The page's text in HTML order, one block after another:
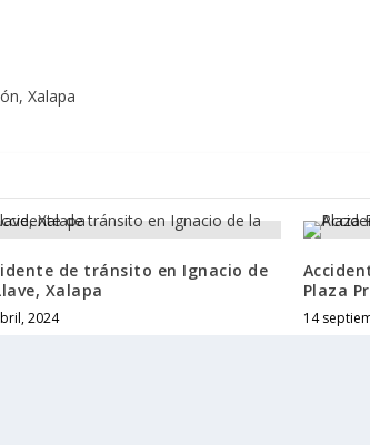
Xalapa
de tránsito en Ignacio de
Xalapa
2024
Plaza
14